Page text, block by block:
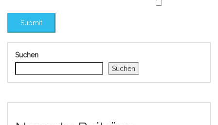
Suchen
Suchen